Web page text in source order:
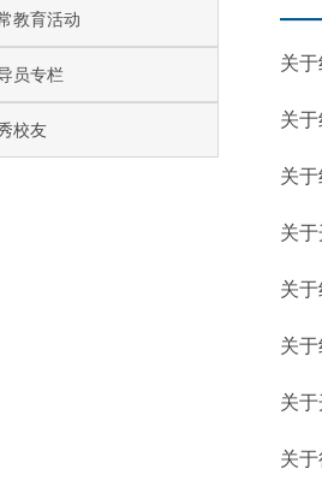
教育活动
员专栏
校友
关
关
关
关
关
关
关
关